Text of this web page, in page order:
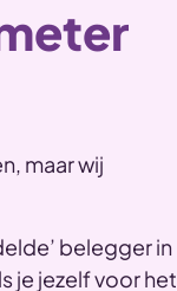
maar wij
belegger in
je jezelf voor het